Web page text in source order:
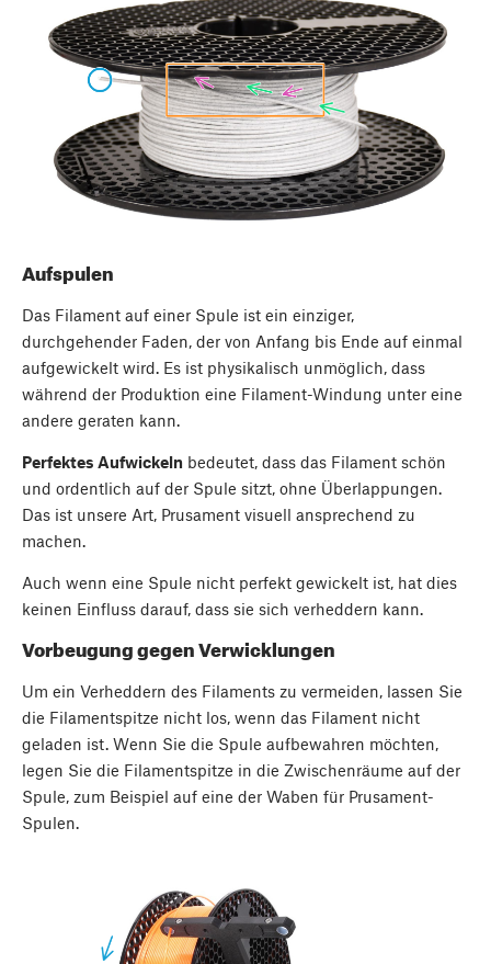
Aufspulen
Das Filament auf einer Spule ist ein einziger,
durchgehender Faden, der von Anfang bis Ende auf einmal
aufgewickelt wird. Es ist physikalisch unmöglich, dass
während der Produktion eine Filament-Windung unter eine
andere geraten kann.
Perfektes Aufwickeln bedeutet, dass das Filament schön
und ordentlich auf der Spule sitzt, ohne Überlappungen.
Das ist unsere Art, Prusament visuell ansprechend zu
machen.
Auch wenn eine Spule nicht perfekt gewickelt ist, hat dies
keinen Einfluss darauf, dass sie sich verheddern kann.
Vorbeugung gegen Verwicklungen
Um ein Verheddern des Filaments zu vermeiden, lassen Sie
die Filamentspitze nicht los, wenn das Filament nicht
geladen ist. Wenn Sie die Spule aufbewahren möchten,
legen Sie die Filamentspitze in die Zwischenräume auf der
Spule, zum Beispiel auf eine der Waben für Prusament-
Spulen.